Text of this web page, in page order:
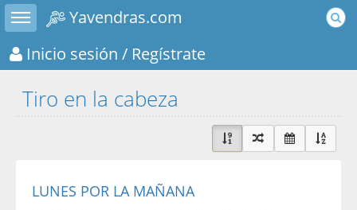
Toggle sidebar
Yavendras.com
Inicio sesión / Regístrate
Tiro en la cabeza
LUNES POR LA MAÑANA